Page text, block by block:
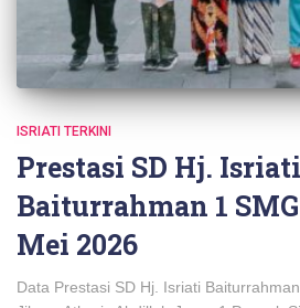
ISRIATI TERKINI
Prestasi SD Hj. Isriati
Baiturrahman 1
Mei 2026
Data Prestasi SD Hj. Isriati